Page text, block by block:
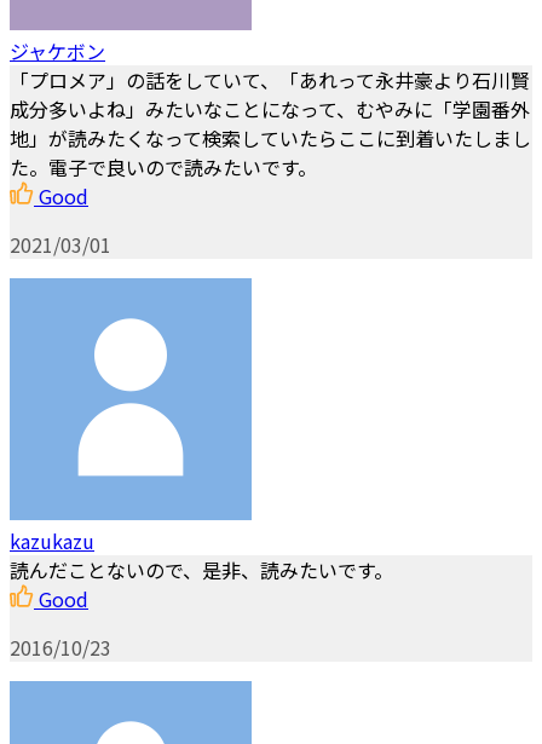
ジャケボン
「プロメア」の話をしていて、「あれって永井豪より石川賢
成分多いよね」みたいなことになって、むやみに「学園番外
地」が読みたくなって検索していたらここに到着いたしまし
た。電子で良いので読みたいです。
Good
2021/03/01
kazukazu
読んだことないので、是非、読みたいです。
Good
2016/10/23